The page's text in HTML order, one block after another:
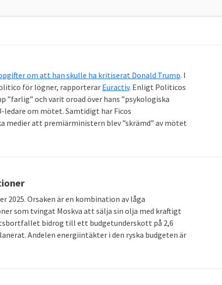
om att han skulle ha kritiserat Donald Trump. I
för lögner, rapporterar Euractiv. Enligt Politicos
och varit oroad över hans ”psykologiska
ledare om mötet. Samtidigt har Ficos
medier att premiärministern blev ”skrämd” av mötet
2025. Orsaken är en kombination av låga
som tvingat Moskva att sälja sin olja med kraftigt
bidrog till ett budgetunderskott på 2,6
Andelen energiintäkter i den ryska budgeten är